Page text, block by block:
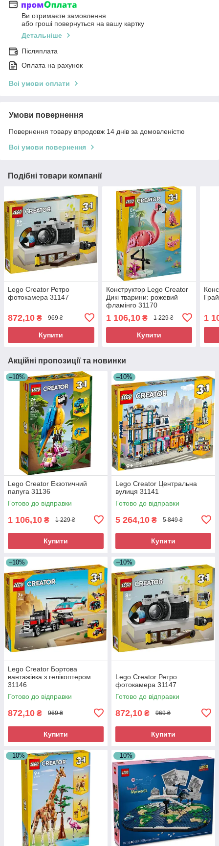
Ви отримаєте замовлення
або гроші повернуться на вашу картку
Детальніше
Післяплата
Оплата на рахунок
Всі умови оплати
Умови повернення
Повернення товару впродовж 14 днів за домовленістю
Всі умови повернення
Подібні товари компанії
Lego Creator Ретро
фотокамера 31147
872,10 ₴ 969 ₴
Купити
Конструктор Lego Creator
Дикі тварини: рожевий
фламінго 31170
1 106,10₴ 1 229 ₴
Купити
1
Акційні пропозиції та новинки
–10%
Lego Creator Екзотичний
папуга 31136
Готово до відправки
1 106,10 ₴ 1 229 ₴
Купити
–10%
Lego Creator Центральна
вулиця 31141
Готово до відправки
5 264,10 ₴ 5 849 ₴
Купити
–10%
Lego Creator Бортова
вантажівка з гелікоптером
31146
Готово до відправки
872,10 ₴ 969 ₴
Купити
–10%
Lego Creator Ретро
фотокамера 31147
Готово до відправки
872,10 ₴ 969 ₴
Купити
–10% –10%